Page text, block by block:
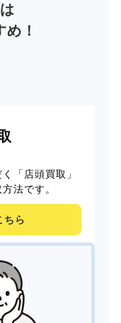
！
「店頭買取」
法です。
ちら